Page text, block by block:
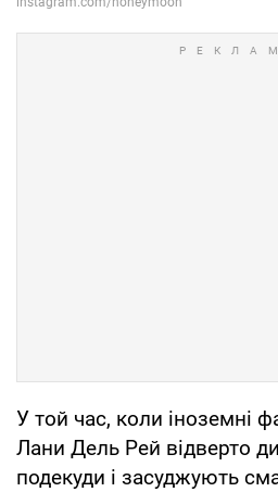
У той час, коли іноземні
Лани Дель Рей відверто
подекуди і засуджують